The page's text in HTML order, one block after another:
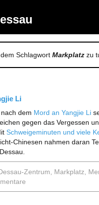
Schlagwort Markplatz zu
Li
dem Mord an Yangjie Li
gegen das Vergessen
Schweigeminuten und viele
Chinesen nahmen daran
Zentrum Markplatz